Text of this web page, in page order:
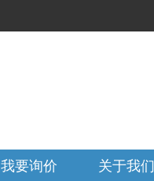
我要询价 关于我们